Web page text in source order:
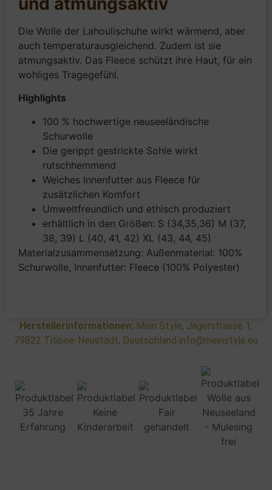
Die Wolle der Lahoulischuhe wirkt wärmend, aber
auch temperaturausgleichend. Zudem ist sie
atmungsaktiv. Das Fleece schützt ihre Haut, für ein
wohliges Tragegefühl.
Highlights
100 % hochwertige neuseeländische
Schurwolle
Die gerippt gestrickte Sohle wirkt
rutschhemmend
Weiches Innenfutter aus Fleece für
zusätzlichen Komfort
Umweltfreundlich und ethisch produziert
erhältlich in den Größen: S (34,35,36) M (37,
38, 39) L (40, 41, 42) XL (43, 44, 45)
Materialzusammensetzung: Außenmaterial: 100%
Schurwolle, Innenfutter: Fleece (100% Polyester)
Herstellerinformationen: Mein Style, Jägerstrasse 1,
79822 Titisee-Neustadt, Deutschland info@meinstyle.eu